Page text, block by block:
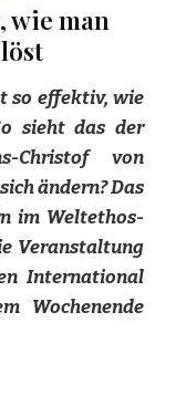
man
so effektiv, wie
sieht das der
Christof von
ändern? Das
im Weltethos-
Veranstaltung
International
Wochenende